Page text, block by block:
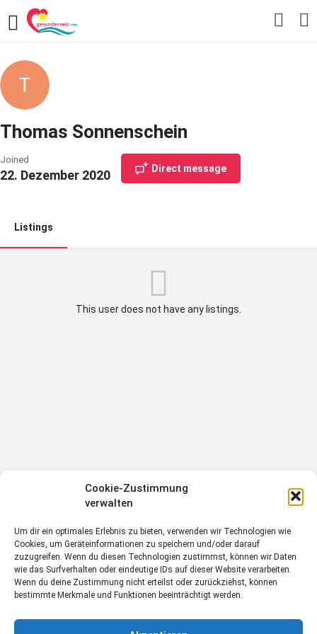
Cookie-Zustimmung
verwalten
Um dir ein optimales Erlebnis zu bieten, verwenden wir Technologien wie
Cookies, um Geräteinformationen zu speichern und/oder darauf
zuzugreifen. Wenn du diesen Technologien zustimmst, können wir Daten
wie das Surfverhalten oder eindeutige IDs auf dieser Website verarbeiten.
Wenn du deine Zustimmung nicht erteilst oder zurückziehst, können
bestimmte Merkmale und Funktionen beeinträchtigt werden.
Thomas Sonnenschein
Joined
22. Dezember 2020 Direct message
Listings
This user does not have any listings.